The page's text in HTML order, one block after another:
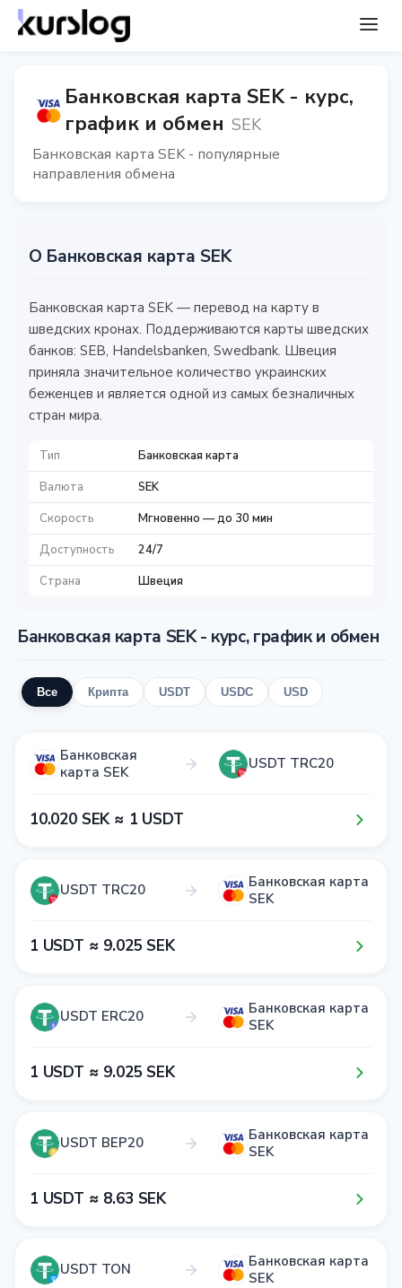
Банковская карта SEK - курс,
график и обмен SEK
Банковская карта SEK - популярные
направления обмена
О Банковская карта SEK
Банковская карта SEK — перевод на карту в
шведских кронах. Поддерживаются карты шведских
банков: SEB, Handelsbanken, Swedbank. Швеция
приняла значительное количество украинских
беженцев и является одной из самых безналичных
стран мира.
Тип
Банковская карта
Валюта
SEK
Скорость
Мгновенно — до 30 мин
Доступность
24/7
Страна
Швеция
Банковская карта SEK - курс, график и обмен
Все Крипта USDT USDC USD
Банковская
карта SEK
USDT TRC20
1​0​.0​2​0​ SEK ≈ 1​ USDT
USDT TRC20
Банковская карта
SEK
1​ USDT ≈ 9​.0​2​5​ SEK
USDT ERC20
Банковская карта
SEK
1​ USDT ≈ 9​.0​2​5​ SEK
USDT BEP20
Банковская карта
SEK
1​ USDT ≈ 8​.6​3​ SEK
USDT TON
Банковская карта
SEK